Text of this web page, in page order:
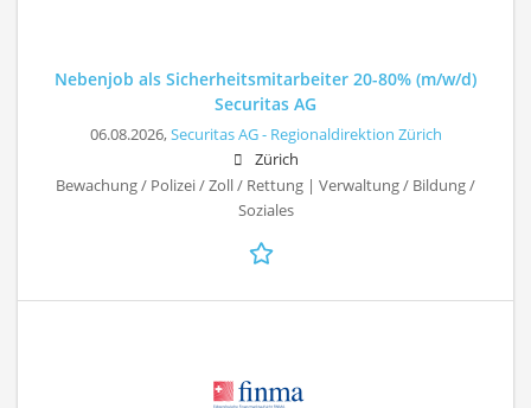
Nebenjob als Sicherheitsmitarbeiter 20-80% (m/w/d)
Securitas AG
06.08.2026,Securitas AG - Regionaldirektion Zürich
Zürich
Bewachung / Polizei / Zoll / Rettung | Verwaltung / Bildung /
Soziales